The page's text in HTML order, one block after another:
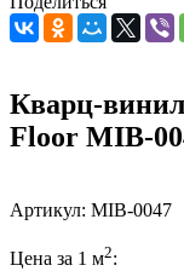
Кварц-
Floor MIB-
Артикул: MIB-0047
Цена за 1 м2: